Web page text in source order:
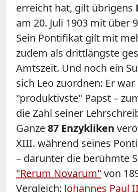
erreicht hat, gilt übrigens
am 20. Juli 1903 mit über
Sein Pontifikat gilt mit
zudem als drittlängste
Amtszeit. Und noch ein
sich Leo zuordnen: Er
"produktivste" Papst –
die Zahl seiner
Ganze87 Enzykliken
XIII. während seines
– darunter die berühmte
"Rerum Novarum" von
Vergleich: Johannes Paul